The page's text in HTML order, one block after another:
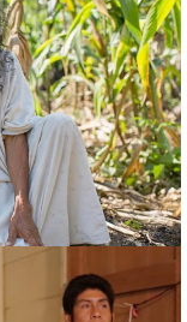
CORTESÍA